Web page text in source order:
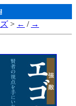
> ← / →